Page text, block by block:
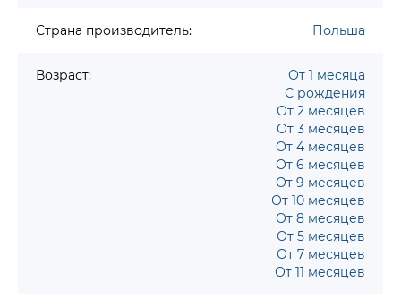
Страна производитель: Польша
Возраст:
От 1 месяца
С рождения
От 2 месяцев
От 3 месяцев
От 4 месяцев
От 6 месяцев
От 9 месяцев
От 10 месяцев
От 8 месяцев
От 5 месяцев
От 7 месяцев
От 11 месяцев